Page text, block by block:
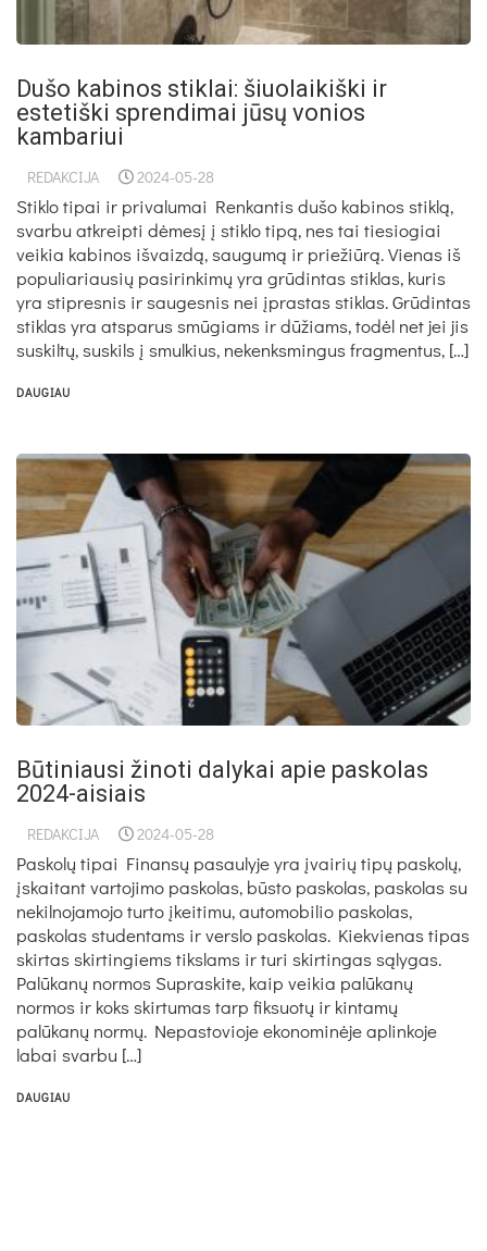
Dušo kabinos stiklai: šiuolaikiški ir
estetiški sprendimai jūsų vonios
kambariui
REDAKCIJA 2024-05-28
Stiklo tipai ir privalumai Renkantis dušo kabinos stiklą,
svarbu atkreipti dėmesį į stiklo tipą, nes tai tiesiogiai
veikia kabinos išvaizdą, saugumą ir priežiūrą. Vienas iš
populiariausių pasirinkimų yra grūdintas stiklas, kuris
yra stipresnis ir saugesnis nei įprastas stiklas. Grūdintas
stiklas yra atsparus smūgiams ir dūžiams, todėl net jei jis
suskiltų, suskils į smulkius, nekenksmingus fragmentus, […]
DAUGIAU
Būtiniausi žinoti dalykai apie paskolas
2024-aisiais
REDAKCIJA 2024-05-28
Paskolų tipai Finansų pasaulyje yra įvairių tipų paskolų,
įskaitant vartojimo paskolas, būsto paskolas, paskolas su
nekilnojamojo turto įkeitimu, automobilio paskolas,
paskolas studentams ir verslo paskolas. Kiekvienas tipas
skirtas skirtingiems tikslams ir turi skirtingas sąlygas.
Palūkanų normos Supraskite, kaip veikia palūkanų
normos ir koks skirtumas tarp fiksuotų ir kintamų
palūkanų normų. Nepastovioje ekonominėje aplinkoje
labai svarbu […]
DAUGIAU